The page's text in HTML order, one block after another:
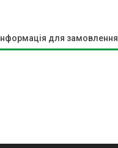
Інформація для замовлення